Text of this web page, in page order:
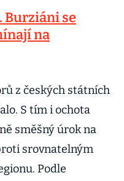
Burziáni se
na
z českých státních
S tím i ochota
směšný úrok na
srovnatelným
Podle